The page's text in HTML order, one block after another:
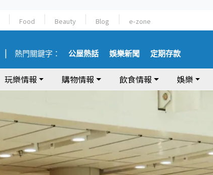
Food Beauty Blog e-zone
熱門關鍵字： 公屋熱話 娛樂新聞 定期存款
玩樂情報 購物情報 飲食情報 娛樂